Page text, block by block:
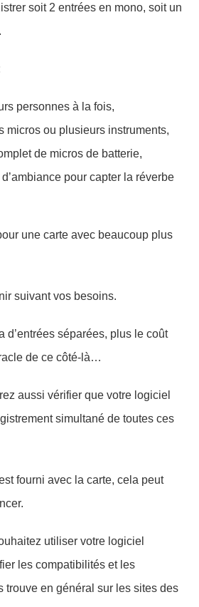
soit 2 entrées en mono, soit un
personnes à la fois,
micros ou plusieurs instruments,
de micros de batterie,
pour capter la réverbe
une carte avec beaucoup plus
suivant vos besoins.
d’entrées séparées, plus le coût
de ce côté-là…
aussi vérifier que votre logiciel
simultané de toutes ces
fourni avec la carte, cela peut
utiliser votre logiciel
les compatibilités et les
trouve en général sur les sites des